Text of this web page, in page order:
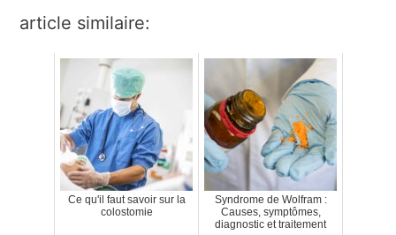
article similaire:
Ce qu'il faut savoir sur la
colostomie
Syndrome de Wolfram :
Causes, symptômes,
diagnostic et traitement